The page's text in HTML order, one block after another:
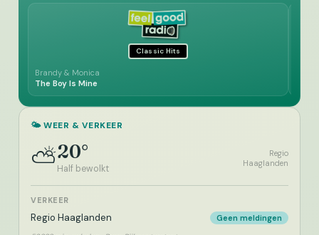
Classic Hits
Brandy & Monica
The Boy Is Mine
🌤️ WEER & VERKEER
⛅20°
Half bewolkt
Regio
Haaglanden
VERKEER
Regio Haaglanden Geen meldingen